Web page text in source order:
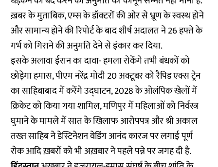
ख़बर के मुताबिक, एम्स के डॉक्टरों की ओर से भ्रूण के स्वस्थ होने
और सामान्य होने की रिपोर्ट के बाद शीर्ष अदालत ने 26 हफ्ते के
गर्भ को गिराने की अनुमति देने से इंकार कर दिया.
इसके अलावा ईरान का दावा- हमला रोकेंगे तभी बंधकों को
छोड़ेगा हमास, पीएम नरेंद्र मोदी 20 अक्टूबर को रैपिड एक्स ट्रेन
का साहिबाबाद में करेंगे उद्घाटन, 2028 के ओलंपिक खेलों में
क्रिकेट को किया गया शामिल, मणिपुर में महिलाओं को निर्वस्त्र
घुमाने के मामले में सात के खिलाफ आरोपपत्र और श्री अकाल
तख्त साहिब ने डेस्टिनेशन वेडिंग आनंद कारज पर लगाई पूर्ण
रोक आदि ख़बरों को भी अख़बार ने पहले पन्ने पर जगह दी है.